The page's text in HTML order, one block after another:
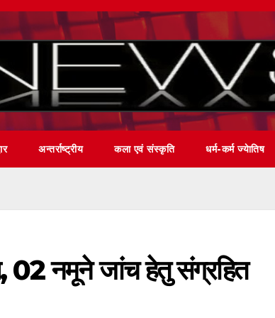
अन्तर्राष्ट्रीय कला एवं संस्कृति धर्म-कर्म ज्येातिष
02 नमूने जांच हेतु संग्रहित